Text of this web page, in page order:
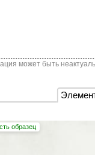
может быть
образец